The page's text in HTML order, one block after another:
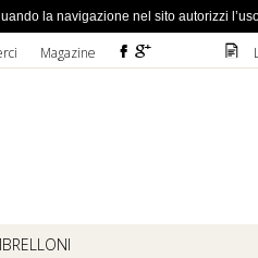
Magazine F ì D
la navigazione nel sito autorizzi